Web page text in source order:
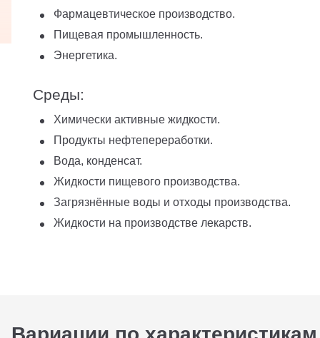
Фармацевтическое производство.
Пищевая промышленность.
Энергетика.
Среды:
Химически активные жидкости.
Продукты нефтепереработки.
Вода, конденсат.
Жидкости пищевого производства.
Загрязнённые воды и отходы производства.
Жидкости на производстве лекарств.